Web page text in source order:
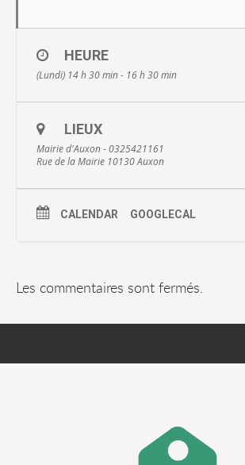
HEURE
(Lundi) 14 h 30 min - 16 h 30 min
LIEUX
Mairie d'Auxon - 0325421161
Rue de la Mairie 10130 Auxon
CALENDAR GOOGLECAL
Les commentaires sont fermés.